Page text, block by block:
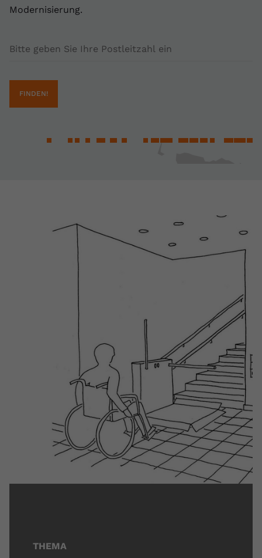
Modernisierung.
Postleitzahl
FINDEN!
THEMA